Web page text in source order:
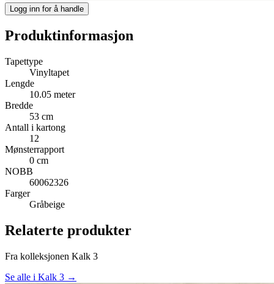
Logg inn for å handle
Produktinformasjon
Tapettype
Vinyltapet
Lengde
10.05 meter
Bredde
53 cm
Antall i kartong
12
Mønsterrapport
0 cm
NOBB
60062326
Farger
Gråbeige
Relaterte produkter
Fra kolleksjonen Kalk 3
Se alle i Kalk 3 →